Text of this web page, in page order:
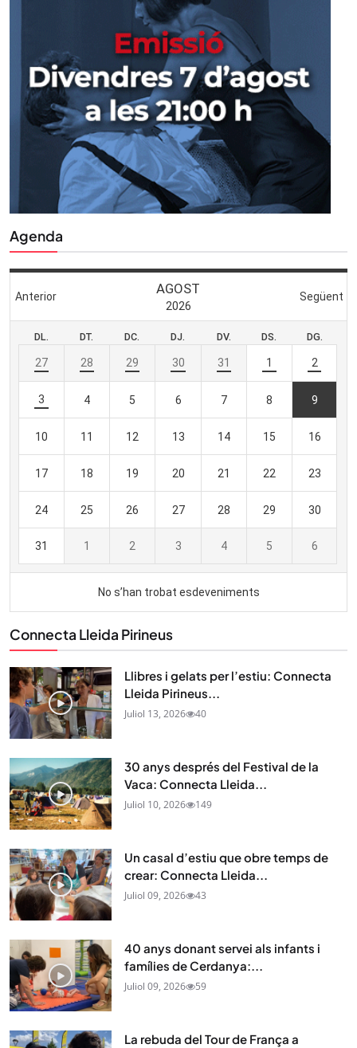
Agenda
Connecta Lleida Pirineus
Llibres i gelats per l’estiu: Connecta
Lleida Pirineus...
Juliol 13, 2026 40
30 anys després del Festival de la
Vaca: Connecta Lleida...
Juliol 10, 2026 149
Un casal d’estiu que obre temps de
crear: Connecta Lleida...
Juliol 09, 2026 43
40 anys donant servei als infants i
famílies de Cerdanya:...
Juliol 09, 2026 59
La rebuda del Tour de França a